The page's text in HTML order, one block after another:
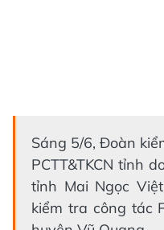
Sáng 5/6, Đoàn
PCTT&TKCN tỉnh
tỉnh Mai Ngọc
kiểm tra công tác